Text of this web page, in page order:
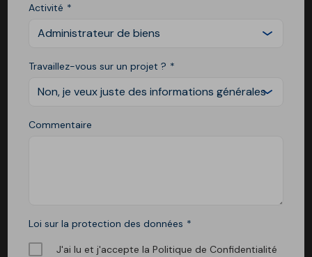
Activité
Administrateur de biens
Travaillez-vous sur un projet ?
Non, je veux juste des informations générales
Commentaire
Loi sur la protection des données
J'ai lu et j'accepte la Politique de Confidentialité